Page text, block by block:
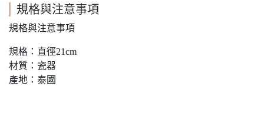
規格與注意事項
規格與注意事項
規格：直徑21cm
材質：瓷器
產地：泰國